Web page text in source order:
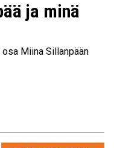
ja minä
Miina Sillanpään